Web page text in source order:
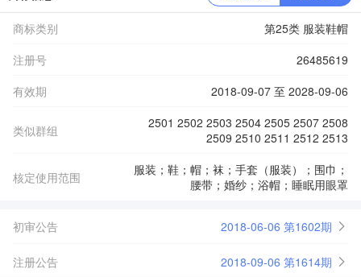
商标类别
第25类 服装鞋帽
注册号
26485619
有效期
2018-09-07 至 2028-09-06
类似群组
2501 2502 2503 2504 2505 2507 2508
2509 2510 2511 2512 2513
核定使用范围
服装；鞋；帽；袜；手套（服装）；围巾；
腰带；婚纱；浴帽；睡眠用眼罩
初审公告 2018-06-06 第1602期
注册公告 2018-09-06 第1614期